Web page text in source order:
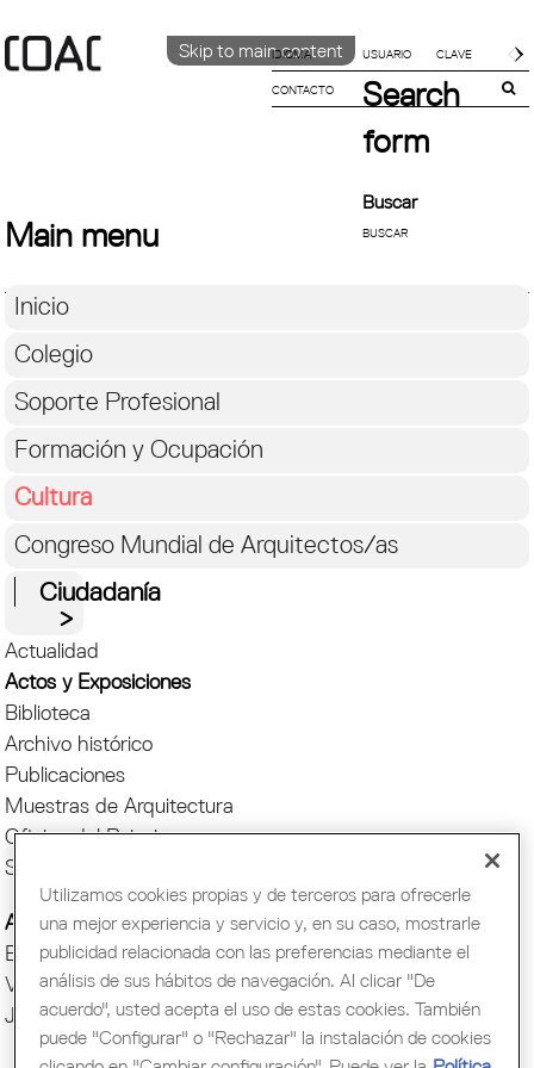
Skip to main content
IDIOMA
CATALÀ
CONTACTO
Search
form
Buscar
Main menu
Inicio
Colegio
Soporte Profesional
Formación y Ocupación
Cultura
Congreso Mundial de Arquitectos/as
Ciudadanía
Actualidad
Actos y Exposiciones
Biblioteca
Archivo histórico
Publicaciones
Muestras de Arquitectura
Oficina del Paisaje
Setmana Arquitectura
Actos COAC
Exposiciones COAC
Visitas COAC
Jornadas y cursos
Utilizamos cookies propias y de terceros para ofrecerle
una mejor experiencia y servicio y, en su caso, mostrarle
publicidad relacionada con las preferencias mediante el
análisis de sus hábitos de navegación. Al clicar "De
acuerdo", usted acepta el uso de estas cookies. También
puede "Configurar" o "Rechazar" la instalación de cookies